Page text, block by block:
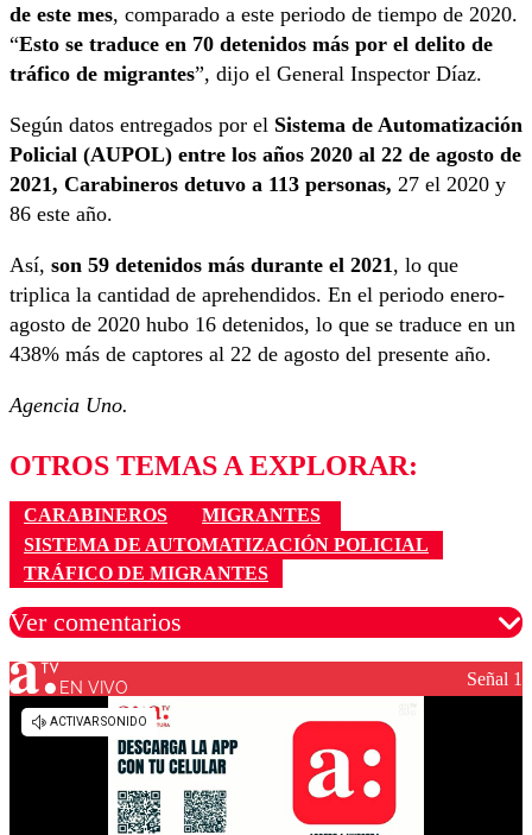
de este mes, comparado a este periodo de tiempo de 2020.
“Esto se traduce en 70 detenidos más por el delito de
tráfico de migrantes”, dijo el General Inspector Díaz.
Según datos entregados por el Sistema de Automatización
Policial (AUPOL) entre los años 2020 al 22 de agosto de
2021, Carabineros detuvo a 113 personas, 27 el 2020 y
86 este año.
Así, son 59 detenidos más durante el 2021, lo que
triplica la cantidad de aprehendidos. En el periodo enero-
agosto de 2020 hubo 16 detenidos, lo que se traduce en un
438% más de captores al 22 de agosto del presente año.
Agencia Uno.
OTROS TEMAS A EXPLORAR:
CARABINEROS
MIGRANTES
SISTEMA DE AUTOMATIZACIÓN POLICIAL
TRÁFICO DE MIGRANTES
Ver comentarios
Los comentarios son moderados para garantizar un
diálogo respetuoso.
EN VIVO Señal 1